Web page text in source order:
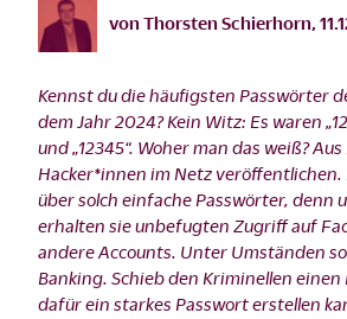
vonThorsten Schierhorn
Kennst du die häufigsten Passwörter
dem Jahr 2024? Kein Witz: Es waren
und „12345“. Woher man das weiß?
Hacker*innen im Netz veröffentlichen.
über solch einfache Passwörter, denn
erhalten sie unbefugten Zugriff auf
andere Accounts. Unter Umständen
Banking. Schieb den Kriminellen einen
dafür ein starkes Passwort erstellen